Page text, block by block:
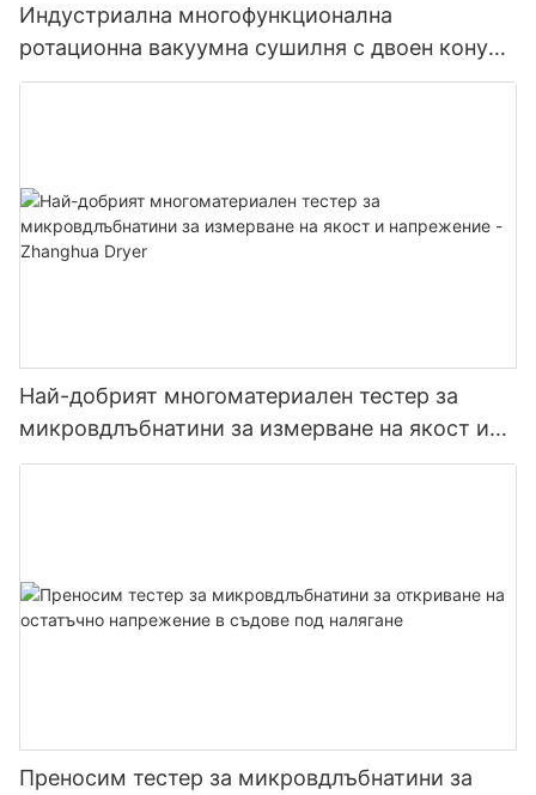
Индустриална многофункционална
ротационна вакуумна сушилня с двоен конус
и остриета Многофункционален сушилня с
Най-добрият многоматериален тестер за
микровдлъбнатини за измерване на якост и
напрежение - Zhanghua Dryer
Преносим тестер за микровдлъбнатини за